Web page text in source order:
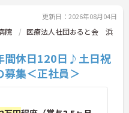
更新日：2026年08月04日
院
医療法人社団おると会 浜
間休日120日♪土日祝
集＜正社員＞